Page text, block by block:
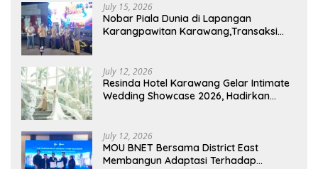
July 15, 2026
Nobar Piala Dunia di Lapangan
Karangpawitan Karawang,Transaksi
July 12, 2026
Resinda Hotel Karawang Gelar Intimate
Wedding Showcase 2026, Hadirkan
July 12, 2026
MOU BNET Bersama District East
Membangun Adaptasi Terhadap